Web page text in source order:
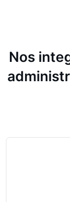
Nos